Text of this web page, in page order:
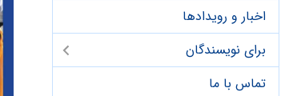
اخبار و رویدادها
برای نویسندگان
تماس با ما